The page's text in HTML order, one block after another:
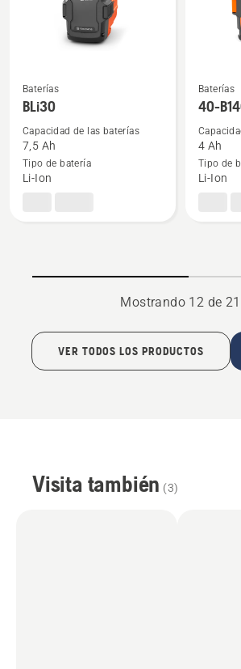
Ver
más
detalles
sobre
BLi30
Baterías
BLi30
Capacidad de las baterías
7,5 Ah
Tipo de batería
Li-Ion
Ver
más
detalles
sobre
40-
Baterías
40-
4 Ah
Tipo de
Li-Ion
Mostrando 12 de 21
VER TODOS LOS PRODUCTOS
Visita también (3)